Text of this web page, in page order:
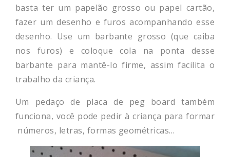
basta ter um papelão grosso ou papel cartão,
fazer um desenho e furos acompanhando esse
desenho. Use um barbante grosso (que caiba
nos furos) e coloque cola na ponta desse
barbante para mantê-lo firme, assim facilita o
trabalho da criança.
Um pedaço de placa de peg board também
funciona, você pode pedir à criança para formar
números, letras, formas geométricas…